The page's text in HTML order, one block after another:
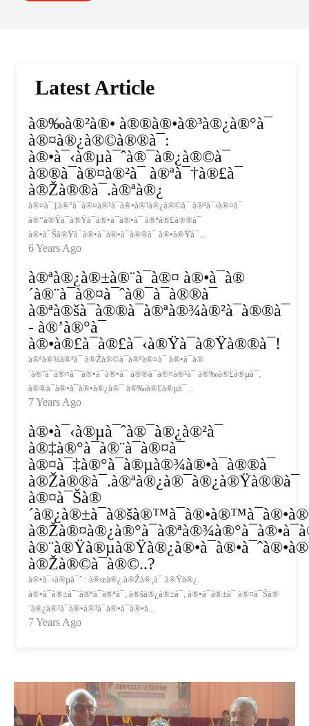
Latest Article
à®‰à®²à®• à®®à®•à®³à®¿à®°à¯
à®¤à®¿à®©à®®à¯:
à®•à¯‹à®µà¯ˆà®¯à®¿à®©à¯
à®®à¯à®¤à®²à¯ à®ªà¯†à®£à¯
à®Žà®®à¯.à®ªà®¿
à®¤à¯‡à®°à¯à®¤à®²à¯à®•à®³à®¿à®©à¯ à®ªà¯‹à®¤à¯
à®“à®Ÿà¯à®Ÿà¯à®•à¯à®•à¯ à®ªà®£à®®à¯
à®•à¯Šà®Ÿà¯à®•à¯à®•à¯à®®à¯ à®•à®Ÿà¯...
6 Years Ago
à®ªà®¿à®±à®¨à¯à®¤ à®•à¯à®
´à®¨à¯à®¤à¯ˆà®¯à¯à®®à¯
à®ªà®šà¯à®®à¯à®ªà®¾à®²à¯à®®à¯
- à®’à®°à¯
à®•à®£à¯à®£à¯‹à®Ÿà¯à®Ÿà®®à¯!
à®ªà®¾à®²à¯ à®Žà®©à¯à®ªà®¤à¯ à®•à¯à®
´à®¨à¯à®¤à¯ˆà®•à¯à®•à¯ à®®à¯à®¤à®²à¯ à®‰à®£à®µà¯,
à®®à¯à®•à¯à®•à®¿à®¯ à®‰à®£à®µà¯...
7 Years Ago
à®•à¯‹à®µà¯ˆà®¯à®¿à®²à¯
à®‡à®°à¯à®¨à¯à®¤à¯
à®¤à¯‡à®°à¯à®µà®¾à®•à¯à®®à¯
à®Žà®®à¯.à®ªà®¿à®¯à®¿à®Ÿà®®à¯
à®¤à¯Šà®
à®Žà®©à¯à®©..?
à®•à¯‹à®µà¯ˆ : à®œà®¿.à®Žà®¸à¯.à®Ÿà®¿.
à®•à¯à®±à¯ˆà®ªà¯à®ªà¯, à®šà®¿à®±à¯, à®•à¯à®±à¯ à®¤à¯Šà®
´à®¿à®²à¯à®•à®³à¯à®•à¯à®•à...
7 Years Ago